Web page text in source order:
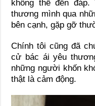
không thể đền
thương mình qua
bên cạnh, gặp gỡ
Chính tôi cũng đã
cử bác ái yêu
những người khốn
thật là cảm động.